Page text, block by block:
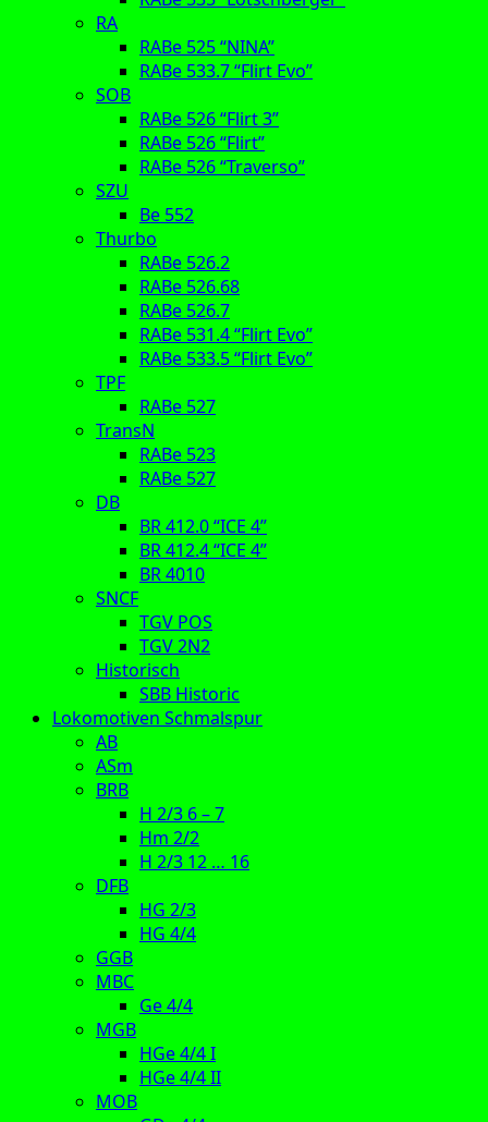
RA
RABe 525 “NINA”
RABe 533.7 “Flirt Evo”
SOB
RABe 526 “Flirt 3”
RABe 526 “Flirt”
RABe 526 “Traverso”
SZU
Be 552
Thurbo
RABe 526.2
RABe 526.68
RABe 526.7
RABe 531.4 “Flirt Evo”
RABe 533.5 “Flirt Evo”
TPF
RABe 527
TransN
RABe 523
RABe 527
DB
BR 412.0 “ICE 4”
BR 412.4 “ICE 4”
BR 4010
SNCF
TGV POS
TGV 2N2
Historisch
SBB Historic
Lokomotiven Schmalspur
AB
ASm
BRB
H 2/3 6 – 7
Hm 2/2
H 2/3 12 … 16
DFB
HG 2/3
HG 4/4
GGB
MBC
Ge 4/4
MGB
HGe 4/4 I
HGe 4/4 II
MOB